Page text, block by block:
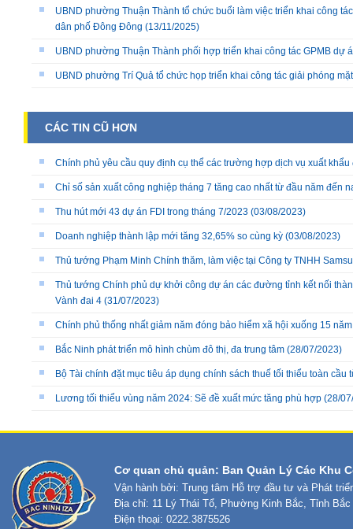
UBND phường Thuận Thành tổ chức buổi làm việc triển khai công
dân phố Đông Đông (13/11/2025)
UBND phường Thuận Thành phối hợp triển khai công tác GPMB dự
UBND phường Trí Quả tổ chức họp triển khai công tác giải phóng
CÁC TIN CŨ HƠN
Chính phủ yêu cầu quy định cụ thể các trường hợp dịch vụ xuất khẩu
Chỉ số sản xuất công nghiệp tháng 7 tăng cao nhất từ đầu năm đến
Thu hút mới 43 dự án FDI trong tháng 7/2023 (03/08/2023)
Doanh nghiệp thành lập mới tăng 32,65% so cùng kỳ (03/08/2023)
Thủ tướng Phạm Minh Chính thăm, làm việc tại Công ty TNHH
Thủ tướng Chính phủ dự khởi công dự án các đường tỉnh kết nối
Vành đai 4 (31/07/2023)
Chính phủ thống nhất giảm năm đóng bảo hiểm xã hội xuống 15 năm
Bắc Ninh phát triển mô hình chùm đô thị, đa trung tâm (28/07/2023)
Bộ Tài chính đặt mục tiêu áp dụng chính sách thuế tối thiểu toàn cầu
Lương tối thiểu vùng năm 2024: Sẽ đề xuất mức tăng phù hợp (28/
Cơ quan chủ quản: Ban Quản Lý Các Khu
Vận hành bởi: Trung tâm Hỗ trợ đầu tư và Phát
Địa chỉ: 11 Lý Thái Tổ, Phường Kinh Bắc, Tỉnh Bắc
Điện thoại: 0222.3875526